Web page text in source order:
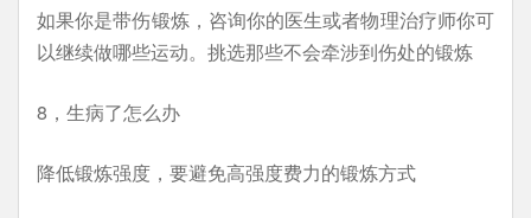
如果你是带伤锻炼，咨询你的医生或者物理治疗师你可
以继续做哪些运动。挑选那些不会牵涉到伤处的锻炼
8，生病了怎么办
降低锻炼强度，要避免高强度费力的锻炼方式